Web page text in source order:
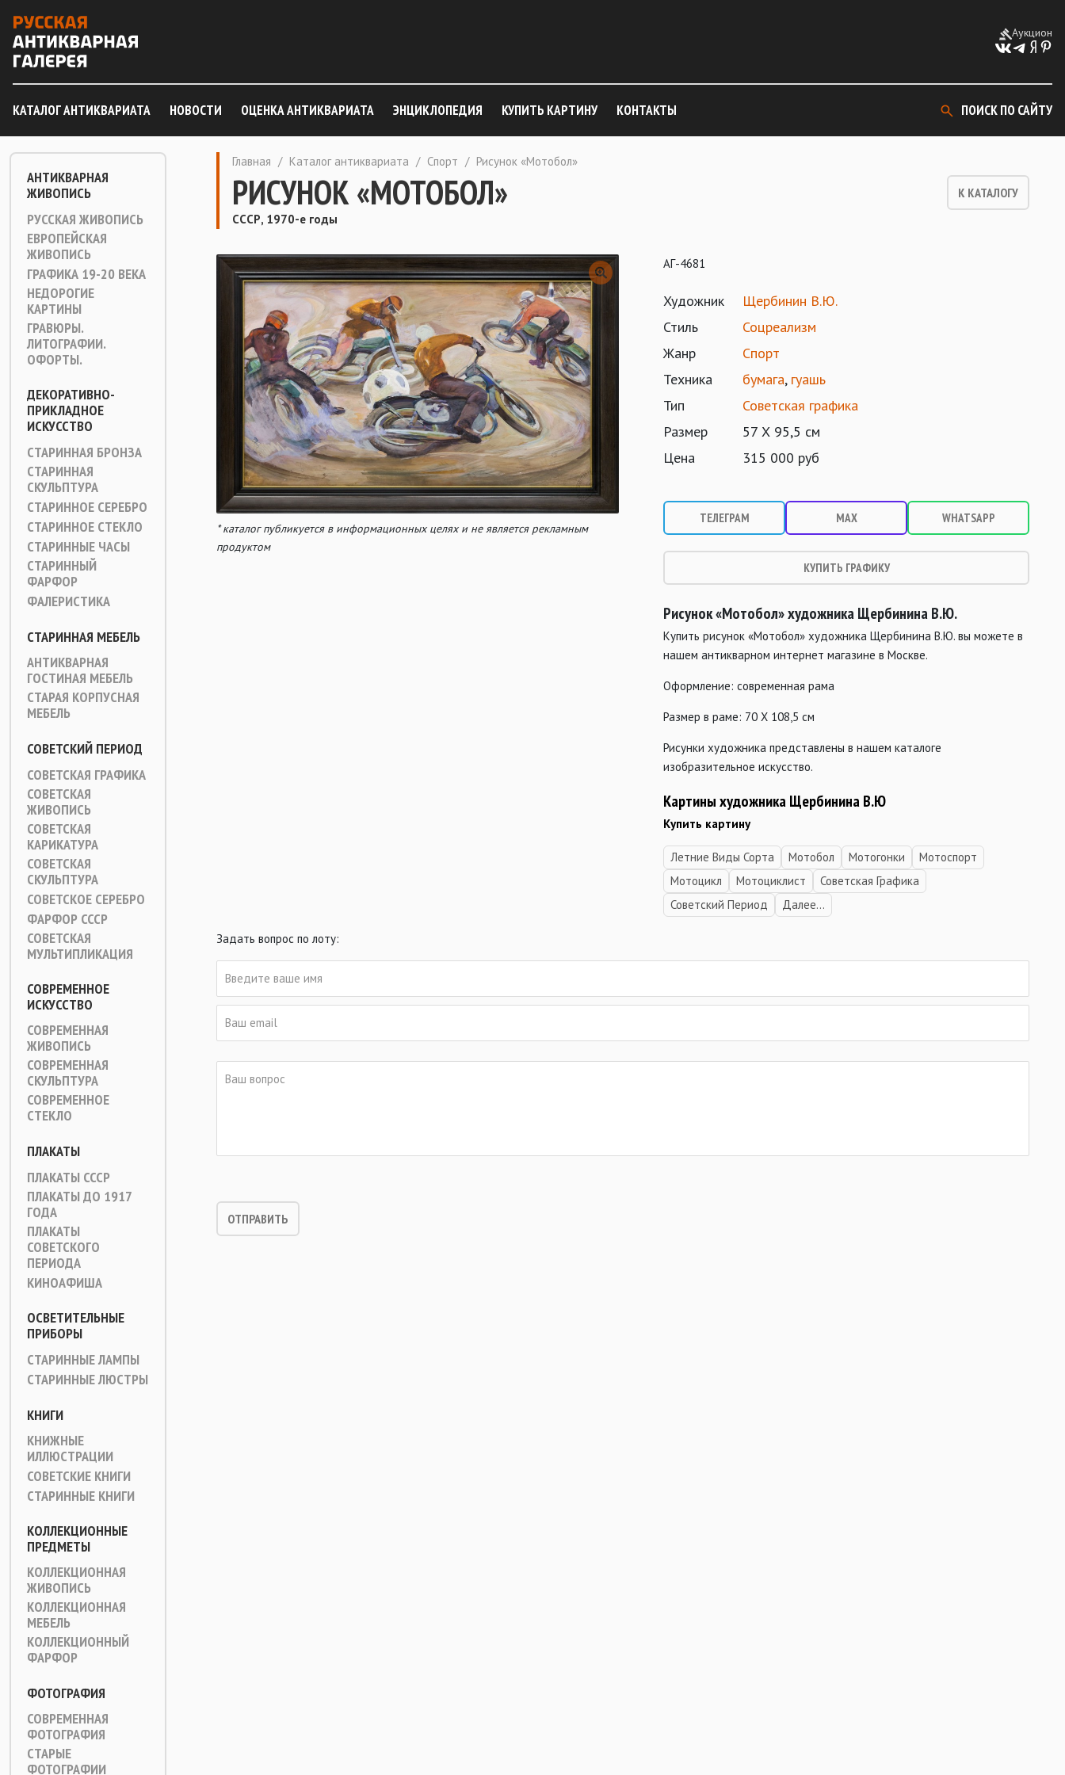
Аукцион
КАТАЛОГ АНТИКВАРИАТА НОВОСТИ ОЦЕНКА АНТИКВАРИАТА ЭНЦИКЛОПЕДИЯ КУПИТЬ КАРТИНУ КОНТАКТЫ ПОИСК ПО САЙТУ
АНТИКВАРНАЯ
ЖИВОПИСЬ
РУССКАЯ ЖИВОПИСЬ
ЕВРОПЕЙСКАЯ
ЖИВОПИСЬ
ГРАФИКА 19-20 ВЕКА
НЕДОРОГИЕ
КАРТИНЫ
ГРАВЮРЫ.
ЛИТОГРАФИИ.
ОФОРТЫ.
ДЕКОРАТИВНО-
ПРИКЛАДНОЕ
ИСКУССТВО
СТАРИННАЯ БРОНЗА
СТАРИННАЯ
СКУЛЬПТУРА
СТАРИННОЕ СЕРЕБРО
СТАРИННОЕ СТЕКЛО
СТАРИННЫЕ ЧАСЫ
СТАРИННЫЙ
ФАРФОР
ФАЛЕРИСТИКА
СТАРИННАЯ МЕБЕЛЬ
АНТИКВАРНАЯ
ГОСТИНАЯ МЕБЕЛЬ
СТАРАЯ КОРПУСНАЯ
МЕБЕЛЬ
СОВЕТСКИЙ ПЕРИОД
СОВЕТСКАЯ ГРАФИКА
СОВЕТСКАЯ
ЖИВОПИСЬ
СОВЕТСКАЯ
КАРИКАТУРА
СОВЕТСКАЯ
СКУЛЬПТУРА
СОВЕТСКОЕ СЕРЕБРО
ФАРФОР СССР
СОВЕТСКАЯ
МУЛЬТИПЛИКАЦИЯ
СОВРЕМЕННОЕ
ИСКУССТВО
СОВРЕМЕННАЯ
ЖИВОПИСЬ
СОВРЕМЕННАЯ
СКУЛЬПТУРА
СОВРЕМЕННОЕ
СТЕКЛО
ПЛАКАТЫ
ПЛАКАТЫ СССР
ПЛАКАТЫ ДО 1917
ГОДА
ПЛАКАТЫ
СОВЕТСКОГО
ПЕРИОДА
КИНОАФИША
ОСВЕТИТЕЛЬНЫЕ
ПРИБОРЫ
СТАРИННЫЕ ЛАМПЫ
СТАРИННЫЕ ЛЮСТРЫ
КНИГИ
КНИЖНЫЕ
ИЛЛЮСТРАЦИИ
СОВЕТСКИЕ КНИГИ
СТАРИННЫЕ КНИГИ
КОЛЛЕКЦИОННЫЕ
ПРЕДМЕТЫ
КОЛЛЕКЦИОННАЯ
ЖИВОПИСЬ
КОЛЛЕКЦИОННАЯ
МЕБЕЛЬ
КОЛЛЕКЦИОННЫЙ
ФАРФОР
ФОТОГРАФИЯ
СОВРЕМЕННАЯ
ФОТОГРАФИЯ
СТАРЫЕ
ФОТОГРАФИИ
Главная / Каталог антиквариата / Спорт / Рисунок «Мотобол»
РИСУНОК «МОТОБОЛ» К КАТАЛОГУ
СССР, 1970-е годы
* каталог публикуется в информационных целях и не является рекламным
продуктом
АГ-4681
Художник
Щербинин В.Ю.
Стиль
Соцреализм
Жанр
Спорт
Техника
бумага, гуашь
Тип
Советская графика
Размер
57 Х 95,5 см
Цена
315 000 руб
ТЕЛЕГРАМ MAX WHATSAPP
КУПИТЬ ГРАФИКУ
Рисунок «Мотобол»художника Щербинина В.Ю.
Купить рисунок «Мотобол» художника Щербинина В.Ю. вы можете в
нашем антикварном интернет магазине в Москве.
Оформление: современная рама
Размер в раме: 70 Х 108,5 см
Рисунки художника представлены в нашем каталоге
изобразительное искусство.
Картины художника Щербинина В.Ю
Купить картину
Летние Виды Сорта Мотобол Мотогонки
Мотоспорт
Мотоцикл
Мотоциклист
Советская Графика
Советский Период
Далее...
Задать вопрос по лоту: